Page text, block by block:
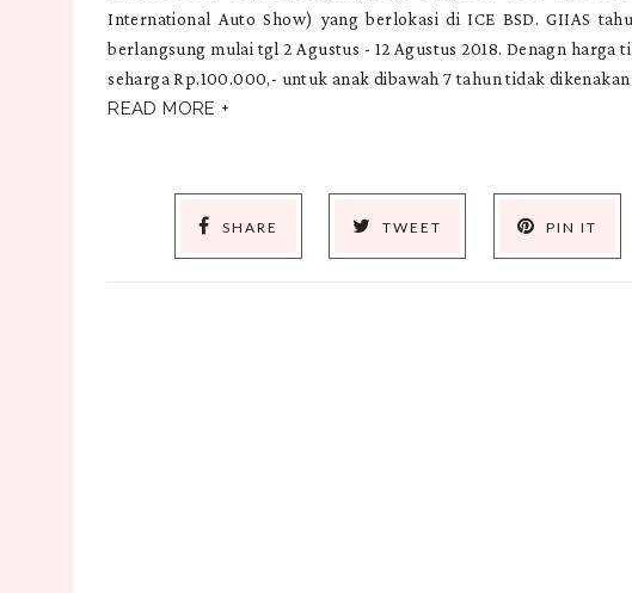
International Auto Show) yang berlokasi di ICE BSD. GIIAS
berlangsung mulai tgl 2 Agustus - 12 Agustus 2018. Denagn
seharga Rp.100.000,- untuk anak dibawah 7 tahun tidak
READ MORE +
SHARE TWEET PIN IT